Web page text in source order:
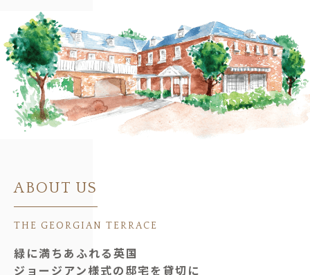
ABOUT US
THE GEORGIAN TERRACE
緑に満ちあふれる英国
ジョージアン様式の邸宅を貸切に